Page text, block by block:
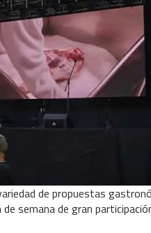
de propuestas
semana de gran